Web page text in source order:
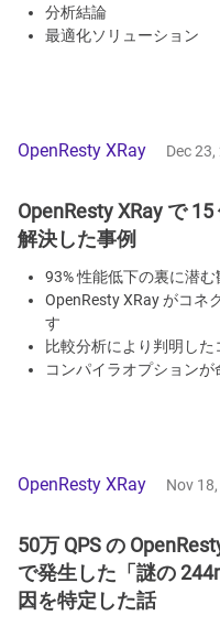
分析結論
最適化ソリューション
OpenResty XRay Dec
OpenResty XRay で 15
解決した事例
93% 性能低下の裏に潜む
OpenResty XRay がコネ
す
比較分析により判明し
コンパイラオプション
OpenResty XRay Nov
50万 QPS の
で発生した「謎の
因を特定した話